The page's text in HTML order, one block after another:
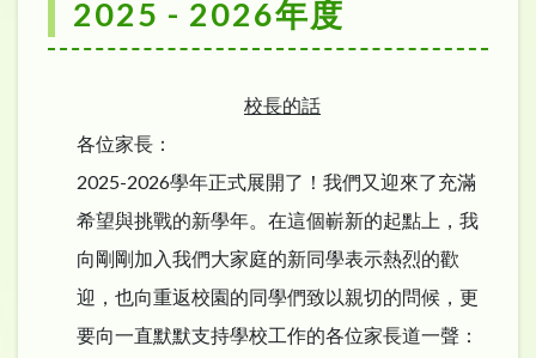
2025 - 2026年度
校長的話
各位家長：
2025-2026學年正式展開了！我們又迎來了充滿
希望與挑戰的新學年。在這個嶄新的起點上，我
向剛剛加入我們大家庭的新同學表示熱烈的歡
迎，也向重返校園的同學們致以親切的問候，更
要向一直默默支持學校工作的各位家長道一聲：